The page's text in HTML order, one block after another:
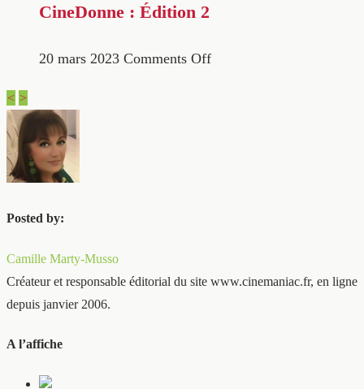
CineDonne : Édition 2
20 mars 2023 Comments Off
< >
Posted by:
Camille Marty-Musso
Créateur et responsable éditorial du site www.cinemaniac.fr, en ligne
depuis janvier 2006.
A l’affiche